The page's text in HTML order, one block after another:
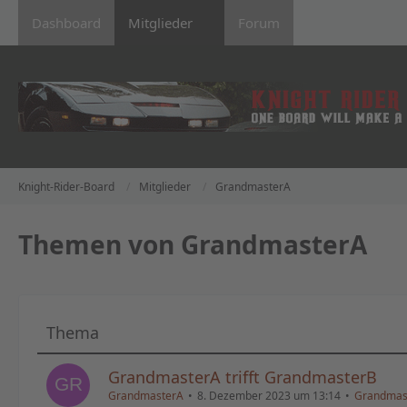
Dashboard Mitglieder Forum
Knight-Rider-Board Mitglieder GrandmasterA
Themen von GrandmasterA
Thema
GrandmasterA trifft GrandmasterB
GrandmasterA 8. Dezember 2023 um 13:14